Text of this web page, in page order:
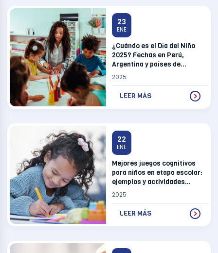
23
ENE
¿Cuándo es el Día del Niño
2025? Fechas en Perú,
Argentina y países de
Sudamérica
2025
LEER MÁS
22
ENE
Mejores juegos cognitivos
para niños en etapa escolar:
ejemplos y actividades
prácticas
2025
LEER MÁS